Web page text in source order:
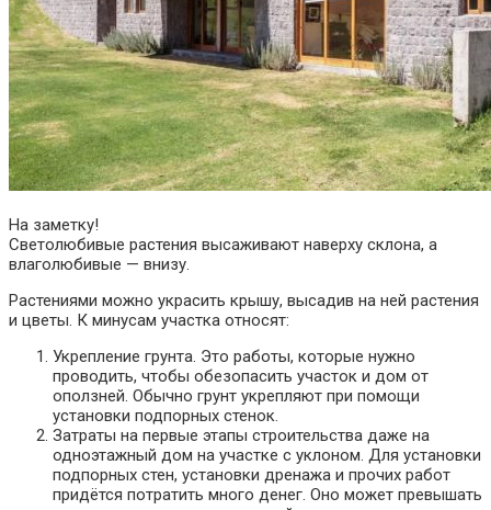
На заметку!
Светолюбивые растения высаживают наверху склона, а
влаголюбивые — внизу.
Растениями можно украсить крышу, высадив на ней растения
и цветы. К минусам участка относят:
Укрепление грунта. Это работы, которые нужно
проводить, чтобы обезопасить участок и дом от
оползней. Обычно грунт укрепляют при помощи
установки подпорных стенок.
Затраты на первые этапы строительства даже на
одноэтажный дом на участке с уклоном. Для установки
подпорных стен, установки дренажа и прочих работ
придётся потратить много денег. Оно может превышать